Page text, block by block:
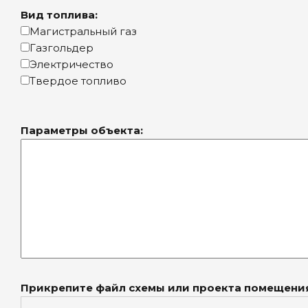
Вид топлива:
Магистральный газ
Газгольдер
Электричество
Твердое топливо
Параметры объекта:
Прикрепите файл схемы или проекта